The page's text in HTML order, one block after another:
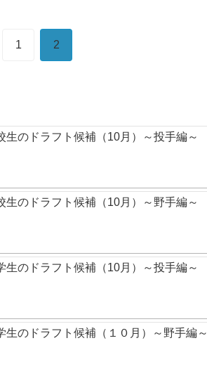
1 2
生のドラフト候補（10月）～投手編～
生のドラフト候補（10月）～野手編～
生のドラフト候補（10月）～投手編～
生のドラフト候補（１０月）～野手編～